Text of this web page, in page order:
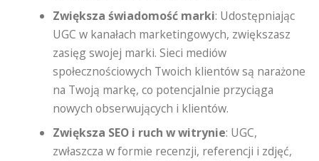
Zwiększa świadomość marki: Udostępniając
UGC w kanałach marketingowych, zwiększasz
zasięg swojej marki. Sieci mediów
społecznościowych Twoich klientów są narażone
na Twoją markę, co potencjalnie przyciąga
nowych obserwujących i klientów.
Zwiększa SEO i ruch w witrynie: UGC,
zwłaszcza w formie recenzji, referencji i zdjęć,